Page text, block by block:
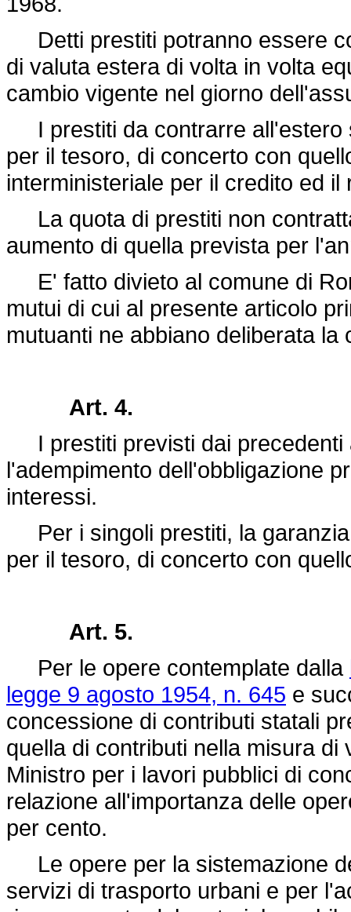
Detti prestiti potranno essere
di valuta estera di volta in volta
cambio vigente nel giorno
I prestiti da contrarre all'estero
per il tesoro, di concerto con
interministeriale per il credito ed il
La quota di prestiti non
aumento di quella prevista per
E' fatto divieto al comune di
mutui di cui al presente articolo
mutuanti ne abbiano deliberata la
Art. 4.
I prestiti previsti dai precedenti
l'adempimento dell'obbligazione
interessi.
Per i singoli prestiti, la
per il tesoro, di concerto con
Art. 5.
Per le opere contemplate dalla
legge 9 agosto 1954, n. 645 e
concessione di contributi statali
quella di contributi nella misura
Ministro per i lavori pubblici di
relazione all'importanza delle
per cento.
Le opere per la sistemazione
servizi di trasporto urbani e per